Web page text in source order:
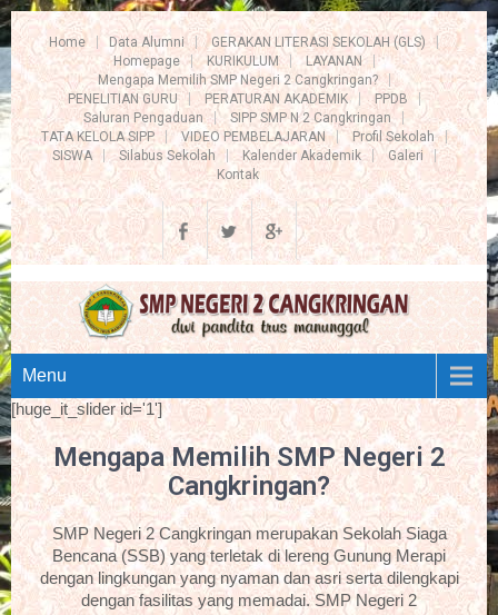
Home Data Alumni
GERAKAN LITERASI SEKOLAH (GLS)
Homepage
KURIKULUM
LAYANAN
Mengapa Memilih SMP Negeri 2 Cangkringan?
PENELITIAN GURU
PERATURAN AKADEMIK
PPDB
Saluran Pengaduan
SIPP SMP N 2 Cangkringan
TATA KELOLA SIPP
VIDEO PEMBELAJARAN
Profil Sekolah
SISWA
Silabus Sekolah Kalender Akademik
Galeri
Kontak
Menu
[huge_it_slider id='1']
Mengapa Memilih SMP Negeri 2
Cangkringan?
SMP Negeri 2 Cangkringan merupakan Sekolah Siaga
Bencana (SSB) yang terletak di lereng Gunung Merapi
dengan lingkungan yang nyaman dan asri serta dilengkapi
dengan fasilitas yang memadai. SMP Negeri 2